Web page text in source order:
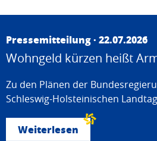
Pressemitteilung · 22.07.2026
Wohngeld kürzen heißt
Zu den Plänen der
Schleswig-Holsteinischen
Weiterlesen